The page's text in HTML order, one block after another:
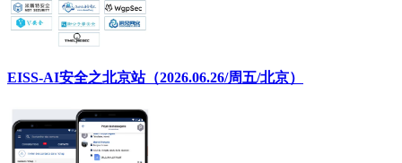
EISS-AI安全之北京站（2026.06.26/周五/北京）